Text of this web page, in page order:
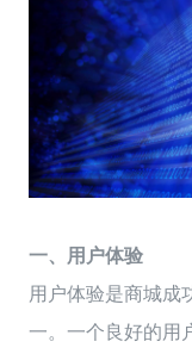
一、用户体验
用户体验是商城成
一。一个良好的用